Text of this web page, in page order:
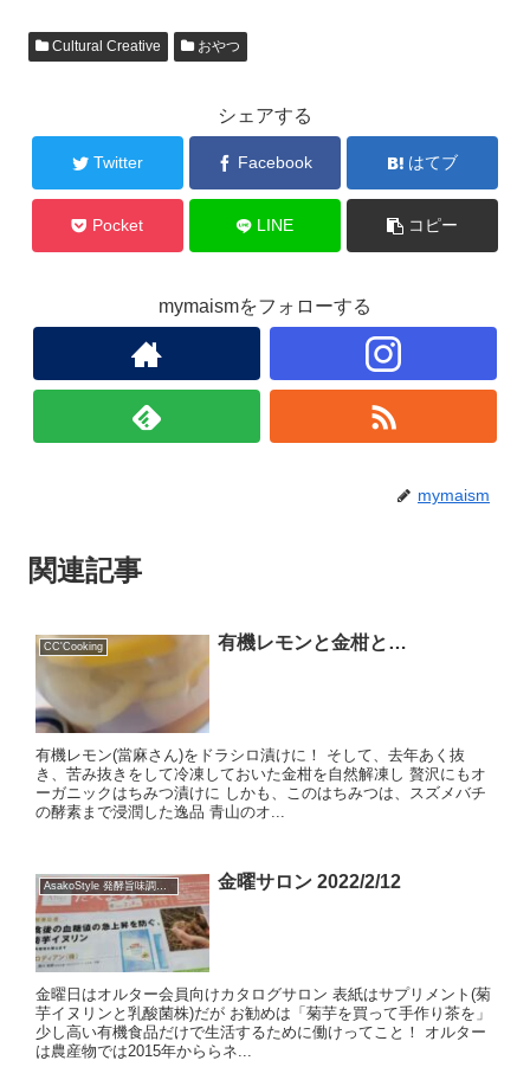
c
e
o
o
k
tt
er
e
ail
Cultural Creative おやつ
シェアする
Twitter Facebook はてブ
Pocket LINE コピー
mymaismをフォローする
mymaism
関連記事
CC'Cooking 有機レモンと金柑と…
有機レモン(當麻さん)をドラシロ漬けに！ そして、去年あく抜
き、苦み抜きをして冷凍しておいた金柑を自然解凍し 贅沢にもオ
ーガニックはちみつ漬けに しかも、このはちみつは、スズメバチ
の酵素まで浸潤した逸品 青山のオ...
金曜サロン 2022/2/12
金曜日はオルター会員向けカタログサロン 表紙はサプリメント(菊
芋イヌリンと乳酸菌株)だが お勧めは「菊芋を買って手作り茶を」
少し高い有機食品だけで生活するために働けってこと！ オルター
は農産物では2015年かららネ...